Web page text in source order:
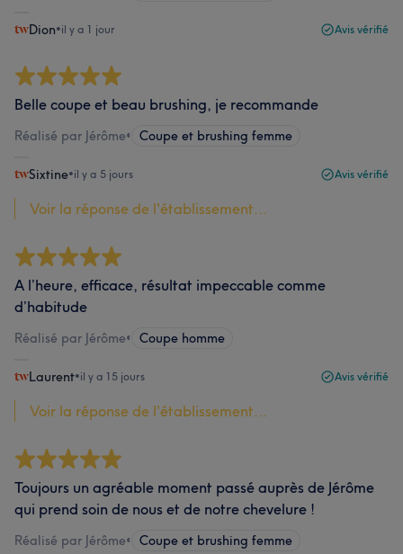
Dion•il y a 1 jour Avis vérifié
Belle coupe et beau brushing, je recommande
Réalisé par Jérôme• Coupe et brushing femme
Sixtine•il y a 5 jours Avis vérifié
Voir la réponse de l'établissement...
A l’heure, efficace, résultat impeccable comme
d’habitude
Réalisé par Jérôme• Coupe homme
Laurent•il y a 15 jours Avis vérifié
Voir la réponse de l'établissement...
Toujours un agréable moment passé auprès de Jérôme
qui prend soin de nous et de notre chevelure !
Réalisé par Jérôme• Coupe et brushing femme